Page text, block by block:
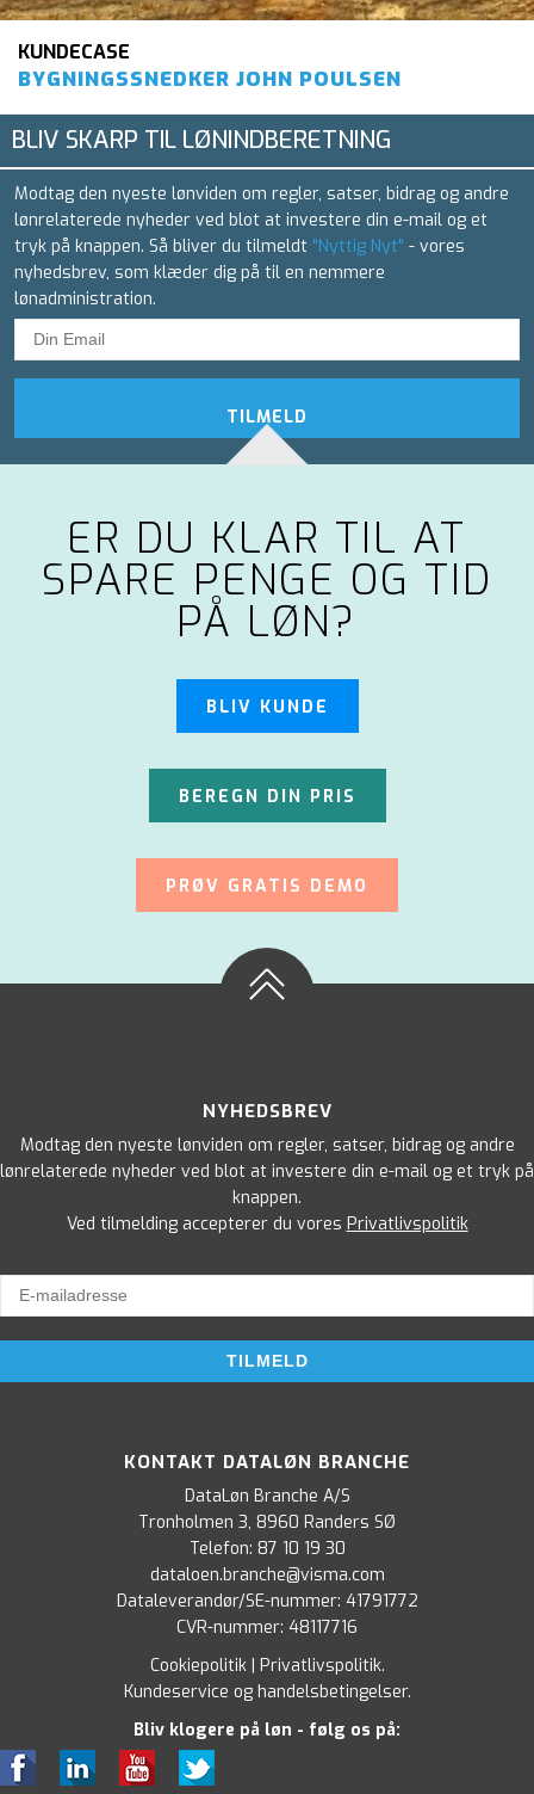
KUNDECASE
BYGNINGSSNEDKER JOHN POULSEN
BLIV SKARP TIL LØNINDBERETNING
Modtag den nyeste lønviden om regler, satser, bidrag og andre
lønrelaterede nyheder ved blot at investere din e-mail og et
tryk på knappen. Så bliver du tilmeldt "Nyttig Nyt" - vores
nyhedsbrev, som klæder dig på til en nemmere
lønadministration.
TILMELD
ER DU KLAR TIL AT
SPARE PENGE OG TID
PÅ LØN?
BLIV KUNDE
BEREGN DIN PRIS
PRØV GRATIS DEMO
NYHEDSBREV
Modtag den nyeste lønviden om regler, satser, bidrag og andre
lønrelaterede nyheder ved blot at investere din e-mail og et tryk på
knappen.
Ved tilmelding accepterer du vores Privatlivspolitik
KONTAKT DATALØN BRANCHE
DataLøn Branche A/S
Tronholmen 3, 8960 Randers SØ
Telefon: 87 10 19 30
dataloen.branche@visma.com
Dataleverandør/SE-nummer: 41791772
CVR-nummer: 48117716
Cookiepolitik| Privatlivspolitik.
Kundeservice og handelsbetingelser.
Bliv klogere på løn - følg os på: